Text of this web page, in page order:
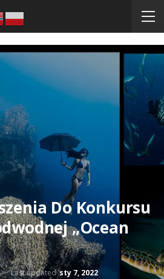
Do Konkursu
„Ocean
Last updatedsty 7, 2022